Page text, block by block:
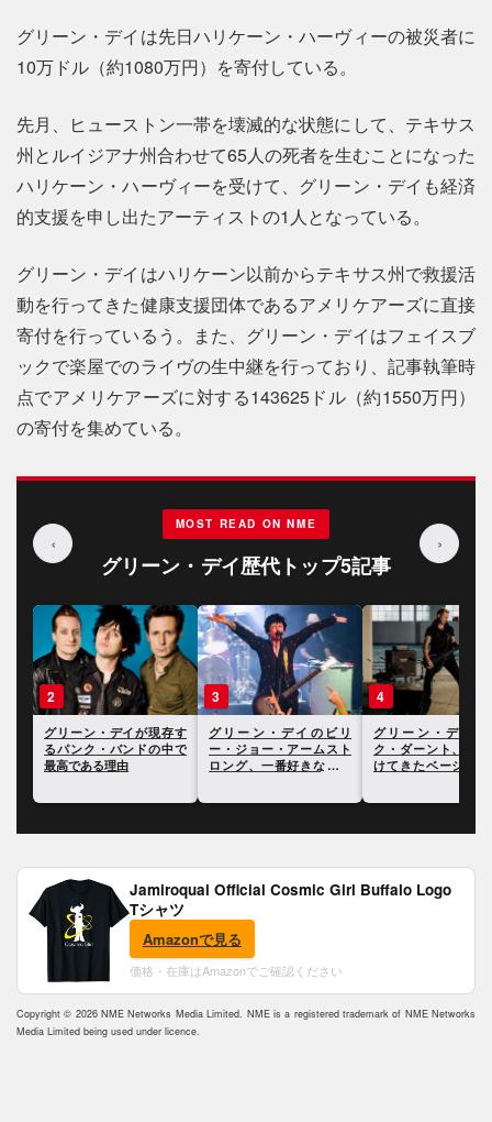
グリーン・デイは先日ハリケーン・ハーヴィーの被災者に
10万ドル（約1080万円）を寄付している。
先月、ヒューストン一帯を壊滅的な状態にして、テキサス
州とルイジアナ州合わせて65人の死者を生むことになった
ハリケーン・ハーヴィーを受けて、グリーン・デイも経済
的支援を申し出たアーティストの1人となっている。
グリーン・デイはハリケーン以前からテキサス州で救援活
動を行ってきた健康支援団体であるアメリケアーズに直接
寄付を行っているう。また、グリーン・デイはフェイスブ
ックで楽屋でのライヴの生中継を行っており、記事執筆時
点でアメリケアーズに対する143625ドル（約1550万円）
の寄付を集めている。
‹
MOST READ ON NME
グリーン・デイ歴代トップ5記事
›
3
グリーン・デイのビリ
ー・ジョー・アームスト
ロング、一番好きな自身
4
グリーン・デイのマイ
ク・ダーント、影響を受
けてきたベーシストにつ
5
グリーン・デイ、
リカで行ったコン
でイーロン・マス
Jamiroquai Official Cosmic Girl Buffalo Logo
Tシャツ
Amazonで見る
価格・在庫はAmazonでご確認ください
Copyright © 2026 NME Networks Media Limited. NME is a registered trademark of NME Networks
Media Limited being used under licence.